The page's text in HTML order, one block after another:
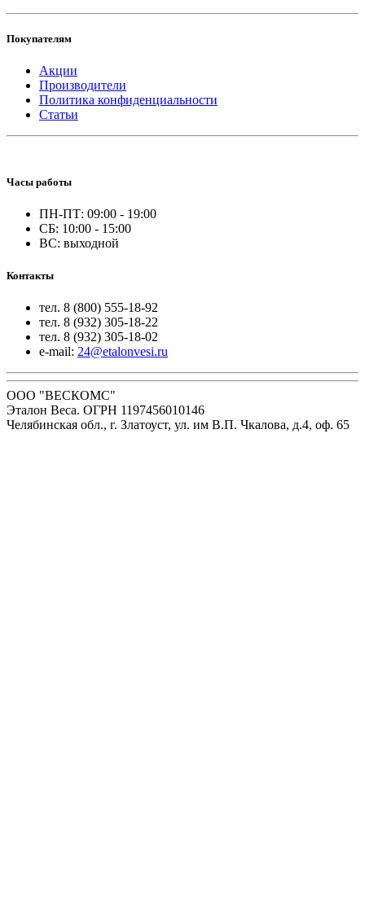
Покупателям
Акции
Производители
Политика конфиденциальности
Статьи
Часы работы
ПН-ПТ: 09:00 - 19:00
СБ: 10:00 - 15:00
ВС: выходной
Контакты
тел. 8 (800) 555-18-92
тел. 8 (932) 305-18-22
тел. 8 (932) 305-18-02
e-mail: 24@etalonvesi.ru
ООО "ВЕСКОМС"
Эталон Веса. ОГРН 1197456010146
Челябинская обл., г. Златоуст, ул. им В.П. Чкалова, д.4, оф. 65